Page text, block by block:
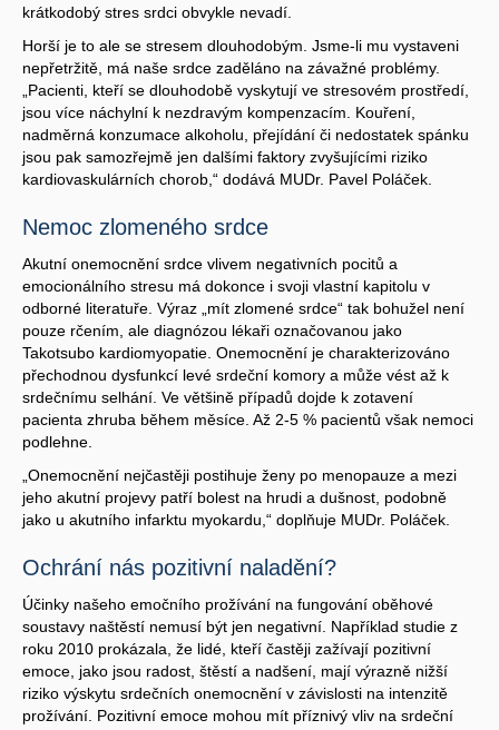
krátkodobý stres srdci obvykle nevadí.
Horší je to ale se stresem dlouhodobým. Jsme-li mu vystaveni
nepřetržitě, má naše srdce zaděláno na závažné problémy.
„Pacienti, kteří se dlouhodobě vyskytují ve stresovém prostředí,
jsou více náchylní k nezdravým kompenzacím. Kouření,
nadměrná konzumace alkoholu, přejídání či nedostatek spánku
jsou pak samozřejmě jen dalšími faktory zvyšujícími riziko
kardiovaskulárních chorob,“ dodává MUDr. Pavel Poláček.
Nemoc zlomeného srdce
Akutní onemocnění srdce vlivem negativních pocitů a
emocionálního stresu má dokonce i svoji vlastní kapitolu v
odborné literatuře. Výraz „mít zlomené srdce“ tak bohužel není
pouze rčením, ale diagnózou lékaři označovanou jako
Takotsubo kardiomyopatie. Onemocnění je charakterizováno
přechodnou dysfunkcí levé srdeční komory a může vést až k
srdečnímu selhání. Ve většině případů dojde k zotavení
pacienta zhruba během měsíce. Až 2-5 % pacientů však nemoci
podlehne.
„Onemocnění nejčastěji postihuje ženy po menopauze a mezi
jeho akutní projevy patří bolest na hrudi a dušnost, podobně
jako u akutního infarktu myokardu,“ doplňuje MUDr. Poláček.
Ochrání nás pozitivní naladění?
Účinky našeho emočního prožívání na fungování oběhové
soustavy naštěstí nemusí být jen negativní. Například studie z
roku 2010 prokázala, že lidé, kteří častěji zažívají pozitivní
emoce, jako jsou radost, štěstí a nadšení, mají výrazně nižší
riziko výskytu srdečních onemocnění v závislosti na intenzitě
prožívání. Pozitivní emoce mohou mít příznivý vliv na srdeční